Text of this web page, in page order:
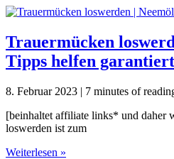
finden:
mit
der
Katze
Urlaub?
Trauermücken
Tipps helfen garantiert
8. Februar 2023 | 7 minutes of
[beinhaltet affiliate links* und daher
loswerden ist zum
Trauermücken
Weiterlesen »